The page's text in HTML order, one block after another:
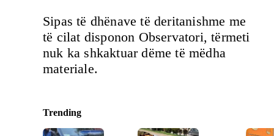
Sipas të dhënave të deritanishme me
të cilat disponon Observatori, tërmeti
nuk ka shkaktuar dëme të mëdha
materiale.
Trending